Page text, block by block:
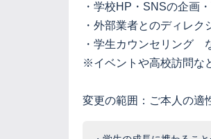
・学校HP・SNSの企画
・外部業者とのディレク
・学生カウンセリング
※イベントや高校訪問な
変更の範囲：ご本人の適